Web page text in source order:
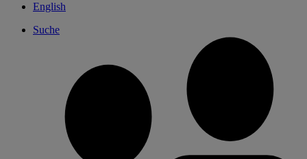
English
Suche